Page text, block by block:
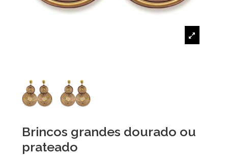
Brincos grandes dourado ou
prateado